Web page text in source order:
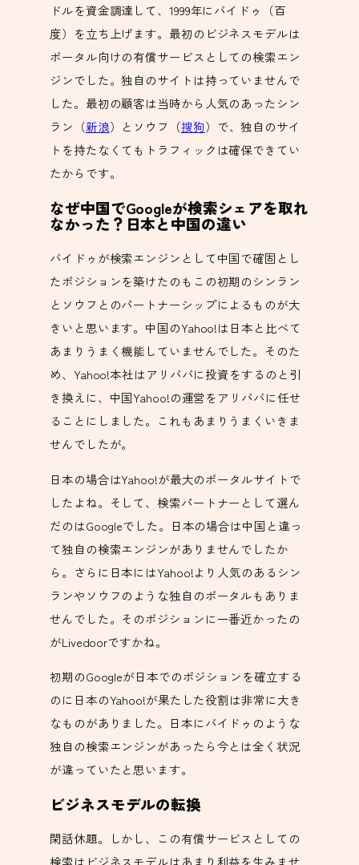
ドルを資金調達して、1999年にバイドゥ（百
度）を立ち上げます。最初のビジネスモデルは
ポータル向けの有償サービスとしての検索エン
ジンでした。独自のサイトは持っていませんで
した。最初の顧客は当時から人気のあったシン
ラン（新浪）とソウフ（搜狗）で、独自のサイ
トを持たなくてもトラフィックは確保できてい
たからです。
なぜ中国でGoogleが検索シェアを取れ
なかった？日本と中国の違い
バイドゥが検索エンジンとして中国で確固とし
たポジションを築けたのもこの初期のシンラン
とソウフとのパートナーシップによるものが大
きいと思います。中国のYahoo!は日本と比べて
あまりうまく機能していませんでした。そのた
め、Yahoo!本社はアリババに投資をするのと引
き換えに、中国Yahoo!の運営をアリババに任せ
ることにしました。これもあまりうまくいきま
せんでしたが。
日本の場合はYahoo!が最大のポータルサイトで
したよね。そして、検索パートナーとして選ん
だのはGoogleでした。日本の場合は中国と違っ
て独自の検索エンジンがありませんでしたか
ら。さらに日本にはYahoo!より人気のあるシン
ランやソウフのような独自のポータルもありま
せんでした。そのポジションに一番近かったの
がLivedoorですかね。
初期のGoogleが日本でのポジションを確立する
のに日本のYahoo!が果たした役割は非常に大き
なものがありました。日本にバイドゥのような
独自の検索エンジンがあったら今とは全く状況
が違っていたと思います。
ビジネスモデルの転換
閑話休題。しかし、この有償サービスとしての